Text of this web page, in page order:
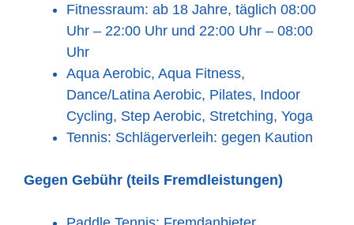
Fitnessraum: ab 18 Jahre, täglich 08:00
Uhr – 22:00 Uhr und 22:00 Uhr – 08:00
Uhr
Aqua Aerobic, Aqua Fitness,
Dance/Latina Aerobic, Pilates, Indoor
Cycling, Step Aerobic, Stretching, Yoga
Tennis: Schlägerverleih: gegen Kaution
Gegen Gebühr (teils Fremdleistungen)